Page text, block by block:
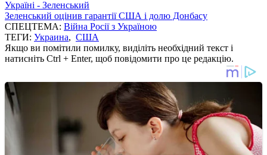
Україні - Зеленський
Зеленський оцінив гарантії США і долю Донбасу
СПЕЦТЕМА: Війна Росії з Україною
ТЕГИ: Украина, США
Якщо ви помітили помилку, виділіть необхідний текст і
натисніть Ctrl + Enter, щоб повідомити про це редакцію.